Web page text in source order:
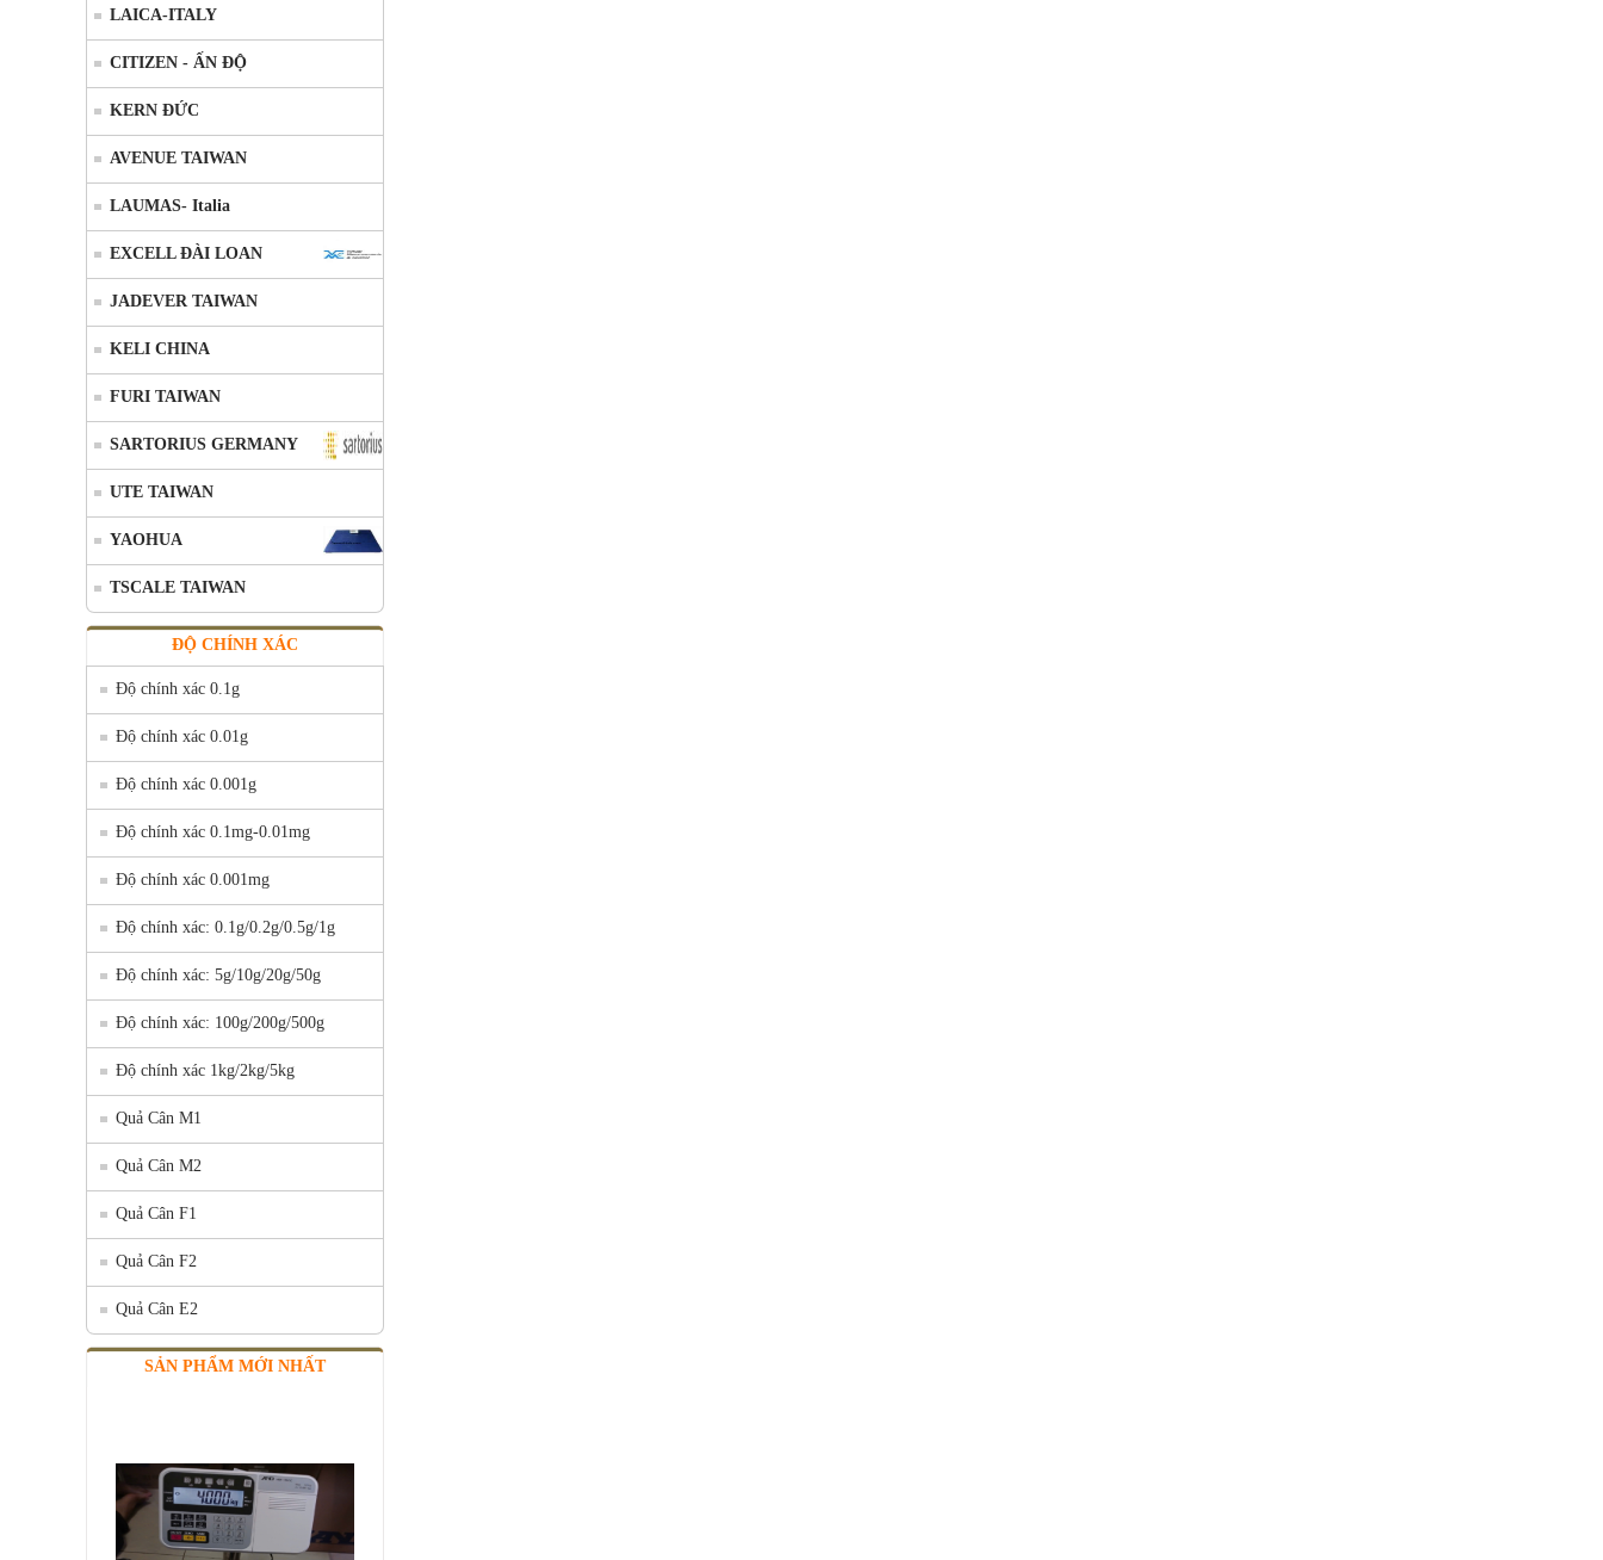
LAICA-ITALY
CITIZEN - ẤN ĐỘ
KERN ĐỨC
AVENUE TAIWAN
LAUMAS- Italia
EXCELL ĐÀI LOAN
JADEVER TAIWAN
KELI CHINA
FURI TAIWAN
SARTORIUS GERMANY
UTE TAIWAN
YAOHUA
TSCALE TAIWAN
ĐỘ CHÍNH XÁC
Độ chính xác 0.1g
Độ chính xác 0.01g
Độ chính xác 0.001g
Độ chính xác 0.1mg-0.01mg
Độ chính xác 0.001mg
Độ chính xác: 0.1g/0.2g/0.5g/1g
Độ chính xác: 5g/10g/20g/50g
Độ chính xác: 100g/200g/500g
Độ chính xác 1kg/2kg/5kg
Quả Cân M1
Quả Cân M2
Quả Cân F1
Quả Cân F2
Quả Cân E2
SẢN PHẨM MỚI NHẤT